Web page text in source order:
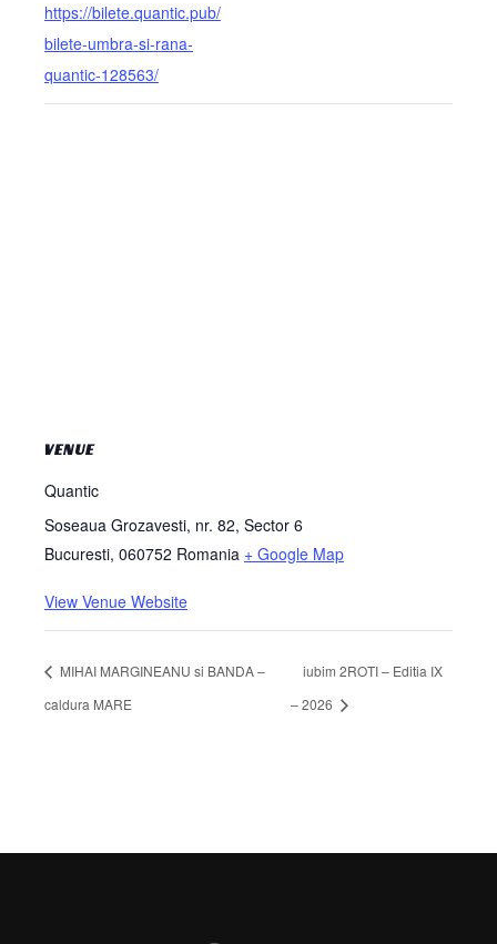
https://bilete.quantic.pub/
bilete-umbra-si-rana-
quantic-128563/
VENUE
Quantic
Soseaua Grozavesti, nr. 82, Sector 6
Bucuresti, 060752 Romania + Google Map
View Venue Website
MIHAI MARGINEANU si BANDA –
caldura MARE
iubim 2ROTI – Editia IX
– 2026